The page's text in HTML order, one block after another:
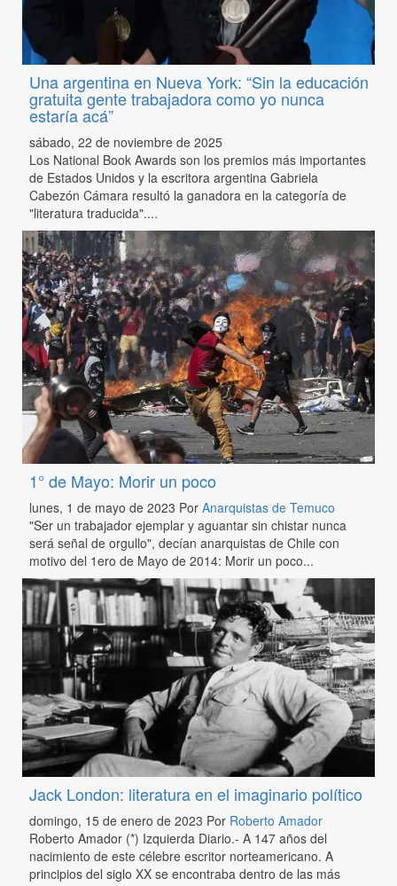
Una argentina en Nueva York: “Sin la educación
gratuita gente trabajadora como yo nunca
estaría acá”
sábado, 22 de noviembre de 2025
Los National Book Awards son los premios más importantes
de Estados Unidos y la escritora argentina Gabriela
Cabezón Cámara resultó la ganadora en la categoría de
"literatura traducida"....
1° de Mayo: Morir un poco
lunes, 1 de mayo de 2023 Por Anarquistas de Temuco
"Ser un trabajador ejemplar y aguantar sin chistar nunca
será señal de orgullo", decían anarquistas de Chile con
motivo del 1ero de Mayo de 2014: Morir un poco...
Jack London: literatura en el imaginario político
domingo, 15 de enero de 2023 Por Roberto Amador
Roberto Amador (*) Izquierda Diario.- A 147 años del
nacimiento de este célebre escritor norteamericano. A
principios del siglo XX se encontraba dentro de las más